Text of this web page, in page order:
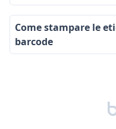
Come stampare le
barcode